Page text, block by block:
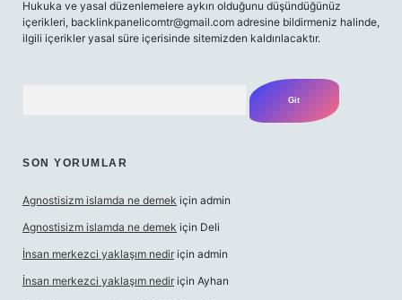
Hukuka ve yasal düzenlemelere aykırı olduğunu düşündüğünüz
içerikleri, backlinkpanelicomtr@gmail.com adresine bildirmeniz halinde,
ilgili içerikler yasal süre içerisinde sitemizden kaldırılacaktır.
SON YORUMLAR
Agnostisizm islamda ne demek için admin
Agnostisizm islamda ne demek için Deli
İnsan merkezci yaklaşım nedir için admin
İnsan merkezci yaklaşım nedir için Ayhan